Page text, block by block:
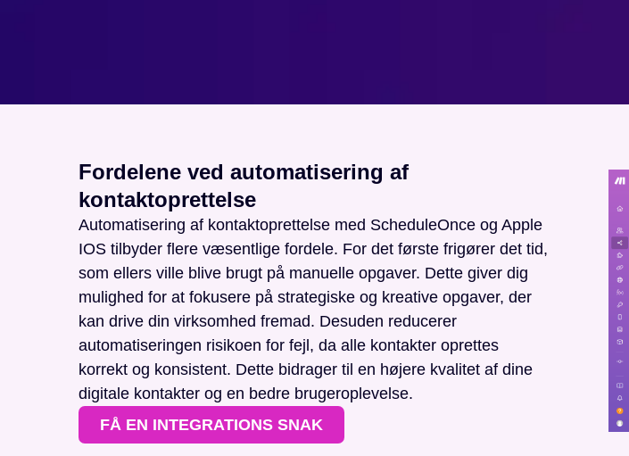
Fordelene ved automatisering af
kontaktoprettelse
Automatisering af kontaktoprettelse med ScheduleOnce og Apple
IOS tilbyder flere væsentlige fordele. For det første frigører det tid,
som ellers ville blive brugt på manuelle opgaver. Dette giver dig
mulighed for at fokusere på strategiske og kreative opgaver, der
kan drive din virksomhed fremad. Desuden reducerer
automatiseringen risikoen for fejl, da alle kontakter oprettes
korrekt og konsistent. Dette bidrager til en højere kvalitet af dine
digitale kontakter og en bedre brugeroplevelse.
FÅ EN INTEGRATIONS SNAK